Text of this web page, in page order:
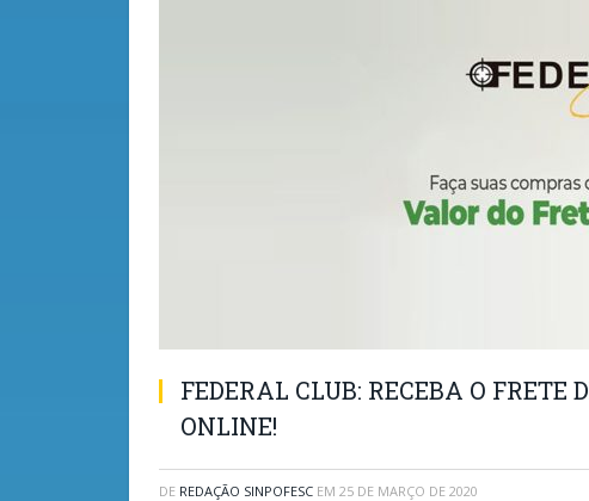
FEDERAL CLUB: RECEBA O FRETE
ONLINE!
DE REDAÇÃO SINPOFESC EM 25 DE MARÇO DE 2020